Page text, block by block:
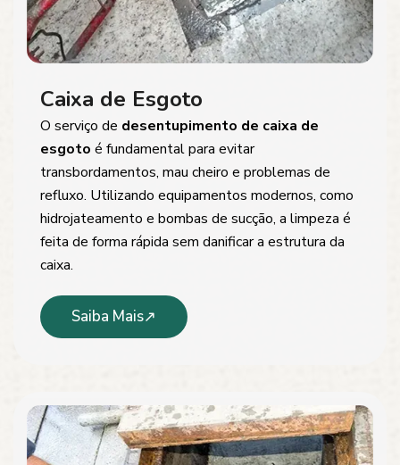
Caixa de Esgoto
O serviço de desentupimento de caixa de
esgoto é fundamental para evitar
transbordamentos, mau cheiro e problemas de
refluxo. Utilizando equipamentos modernos, como
hidrojateamento e bombas de sucção, a limpeza é
feita de forma rápida sem danificar a estrutura da
caixa.
Saiba Mais